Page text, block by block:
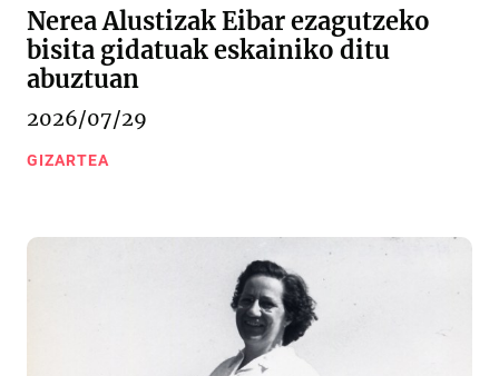
Nerea Alustizak Eibar ezagutzeko
bisita gidatuak eskainiko ditu
abuztuan
2026/07/29
GIZARTEA